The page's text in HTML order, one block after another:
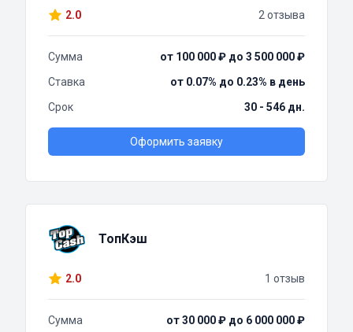
2.0 2 отзыва
Сумма
от 100 000 ₽ до 3 500 000 ₽
Ставка
от 0.07% до 0.23% в день
Срок
30 - 546 дн.
Оформить заявку
ТопКэш
2.0 1 отзыв
Сумма
от 30 000 ₽ до 6 000 000 ₽